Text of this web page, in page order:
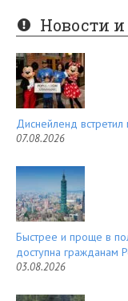
er
es
t
e
d
Новости
Диснейленд встретил
07.08.2026
Быстрее и проще в
доступна гражданам
03.08.2026